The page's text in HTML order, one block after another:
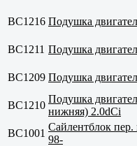
BC1216 Подушка
BC1211 Подушка
BC1209 Подушка
BC1210
Подушка
нижняя) 2.0dCi
BC1001
Сайлентблок пер.
98-